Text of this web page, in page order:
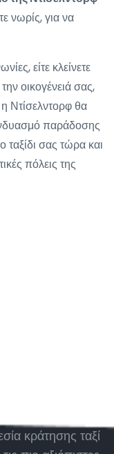
νωρίς, για να
είτε κλείνετε
την οικογένειά σας,
Ντίσελντορφ θα
παράδοσης
ταξίδι σας τώρα και
πόλεις της
κράτησης ταξί